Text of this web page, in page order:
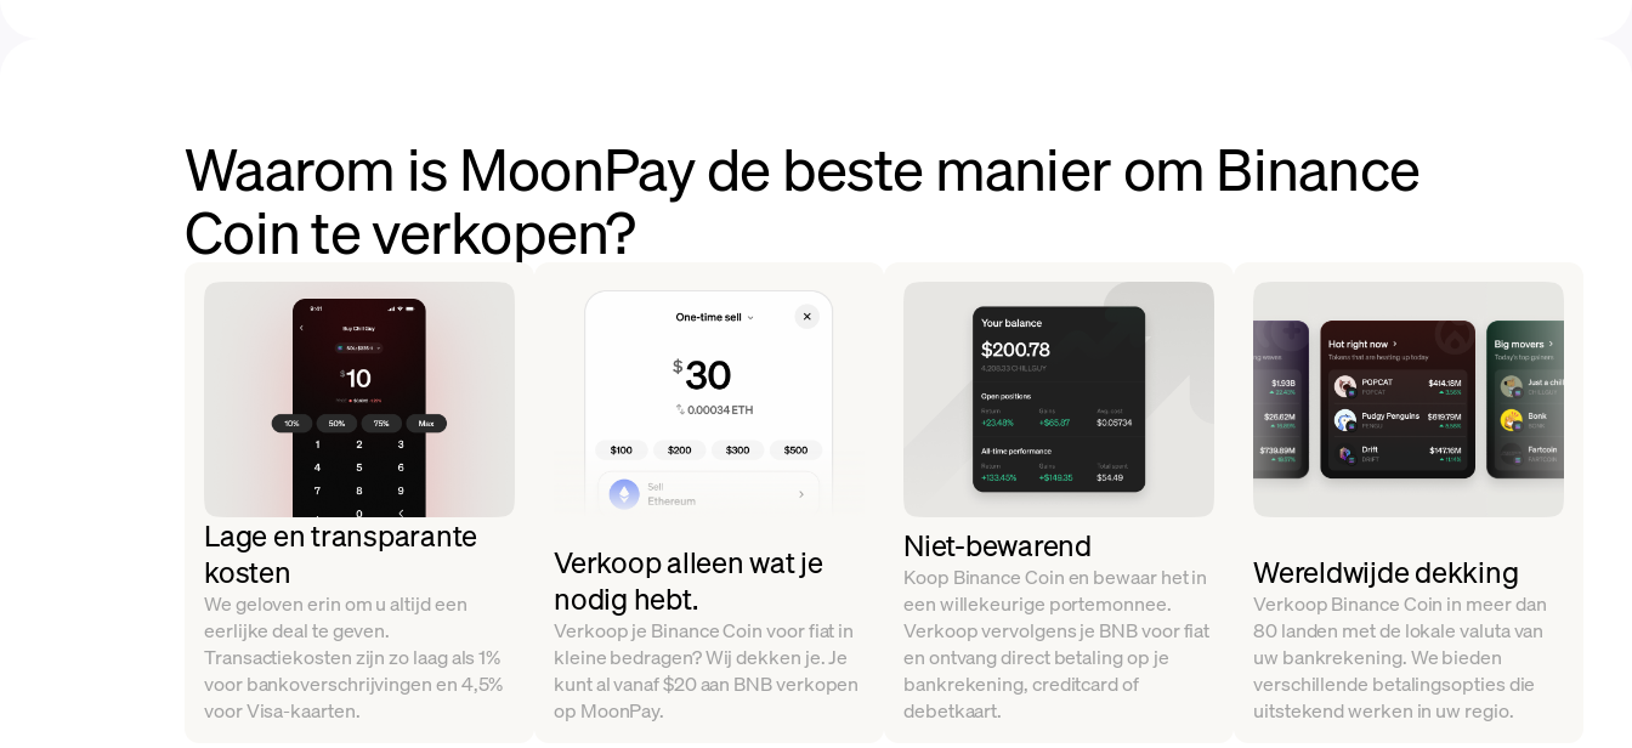
Waarom is MoonPay de beste manier om Binance
Coin te verkopen?
Lage en transparante
kosten
We geloven erin om u altijd een
eerlijke deal te geven.
Transactiekosten zijn zo laag als 1%
voor bankoverschrijvingen en 4,5%
voor Visa-kaarten.
Verkoop alleen wat je
nodig hebt.
Verkoop je Binance Coin voor fiat in
kleine bedragen? Wij dekken je. Je
kunt al vanaf $20 aan BNB verkopen
op MoonPay.
Niet-bewarend
Koop Binance Coin en bewaar het in
een willekeurige portemonnee.
Verkoop vervolgens je BNB voor fiat
en ontvang direct betaling op je
bankrekening, creditcard of
debetkaart.
Wereldwijde dekking
Verkoop Binance Coin in meer dan
80 landen met de lokale valuta van
uw bankrekening. We bieden
verschillende betalingsopties die
uitstekend werken in uw regio.